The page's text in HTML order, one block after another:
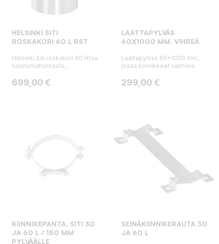
HELSINKI SITI
ROSKAKORI 60 L RST
Helsinki Siti roskakori 60 litraa
ruostumattomasta...
Hinta
699,00 €
LAATTAPYLVÄS
60X1000 MM, VIHREÄ
Laattapylväs 60x1000 mm,
jossa kiinnikkeet valmiina
Hinta
299,00 €
KIINNIKEPANTA, SITI 30
JA 60 L / 150 MM
PYLVÄÄLLE
SEINÄKIINNIKERAUTA 30
JA 60 L